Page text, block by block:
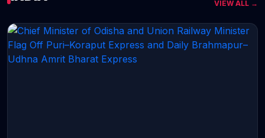
VIEW ALL →